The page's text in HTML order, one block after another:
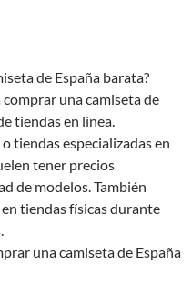
de España barata?
una camiseta de
tiendas en línea.
tiendas especializadas en
tener precios
de modelos. También
tiendas físicas durante
una camiseta de España